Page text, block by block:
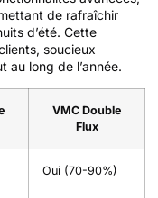
de rafraîchir
d’été. Cette
soucieux
au long de l’année.
VMC Double
Flux
Oui (70-90%)